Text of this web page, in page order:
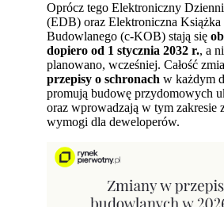
Oprócz tego Elektroniczny
(EDB) oraz Elektroniczna Książka
Budowlanego (c-KOB) stają się
dopiero od 1 stycznia 2032 r., a
planowano, wcześniej. Całość
przepisy o schronach w każdym
promują budowę przydomowych
oraz wprowadzają w tym zakresie
wymogi dla deweloperów.